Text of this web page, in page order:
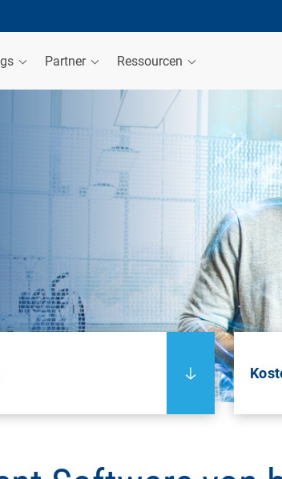
Partner Ressourcen